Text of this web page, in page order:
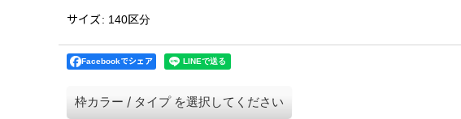
サイズ: 140区分
Facebookでシェア
枠カラー / タイプ を選択してください